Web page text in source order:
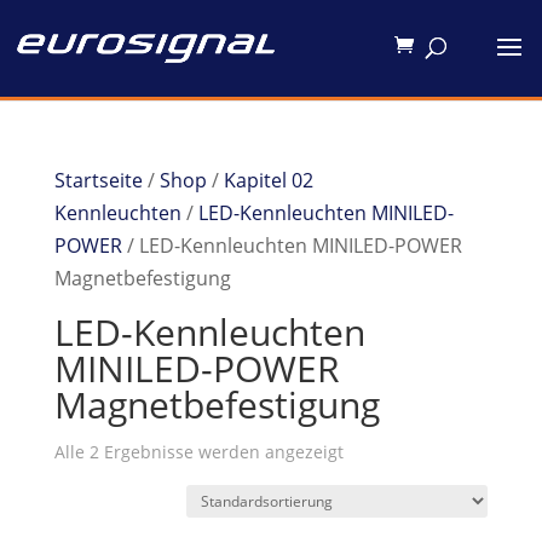
Startseite/Shop / Kapitel 02
Kennleuchten / LED-Kennleuchten MINILED-
POWER/ LED-Kennleuchten MINILED-POWER
Magnetbefestigung
LED-Kennleuchten
MINILED-POWER
Magnetbefestigung
Alle 2 Ergebnisse werden angezeigt